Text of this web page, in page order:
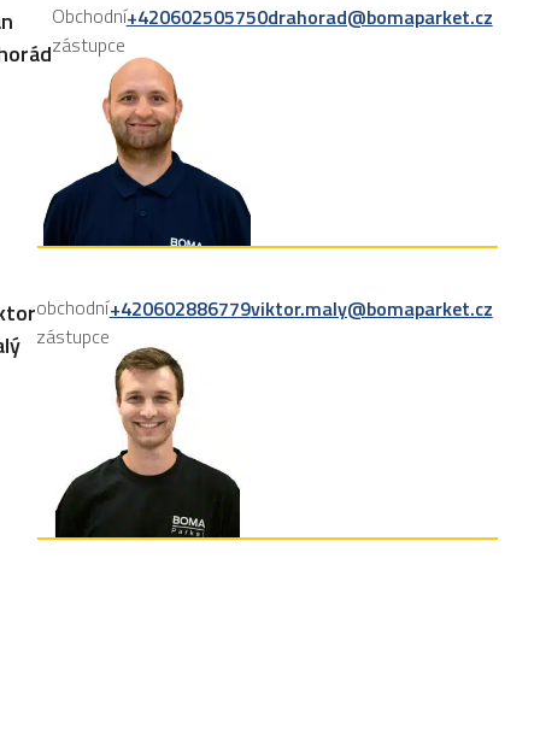
Obchodní
zástupce
+420602505750drahorad@bomaparket.cz
obchodní
zástupce
+420602886779viktor.maly@bomaparket.cz